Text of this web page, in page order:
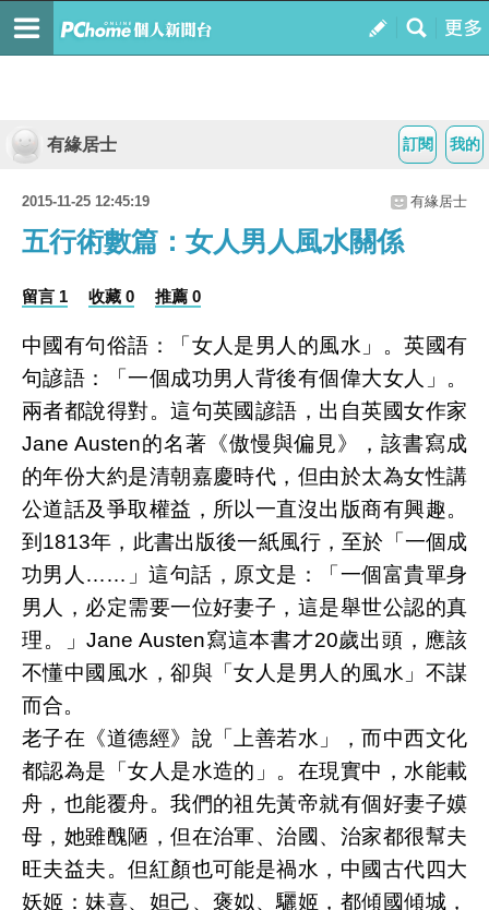
我的
訂閱
有緣居士
2015-11-25 12:45:19 有緣居士
五行術數篇：女人男人風水關係
留言 1 收藏 0 推薦 0
中國有句俗語：「女人是男人的風水」。英國有
句諺語：「一個成功男人背後有個偉大女人」。
兩者都說得對。這句英國諺語，出自英國女作家
Jane Austen的名著《傲慢與偏見》，該書寫成
的年份大約是清朝嘉慶時代，但由於太為女性講
公道話及爭取權益，所以一直沒出版商有興趣。
到1813年，此書出版後一紙風行，至於「一個成
功男人……」這句話，原文是：「一個富貴單身
男人，必定需要一位好妻子，這是舉世公認的真
理。」Jane Austen寫這本書才20歲出頭，應該
不懂中國風水，卻與「女人是男人的風水」不謀
而合。
老子在《道德經》說「上善若水」，而中西文化
都認為是「女人是水造的」。在現實中，水能載
舟，也能覆舟。我們的祖先黃帝就有個好妻子嫫
母，她雖醜陋，但在治軍、治國、治家都很幫夫
旺夫益夫。但紅顏也可能是禍水，中國古代四大
妖姬：妹喜、妲己、褒姒、驪姬，都傾國傾城，